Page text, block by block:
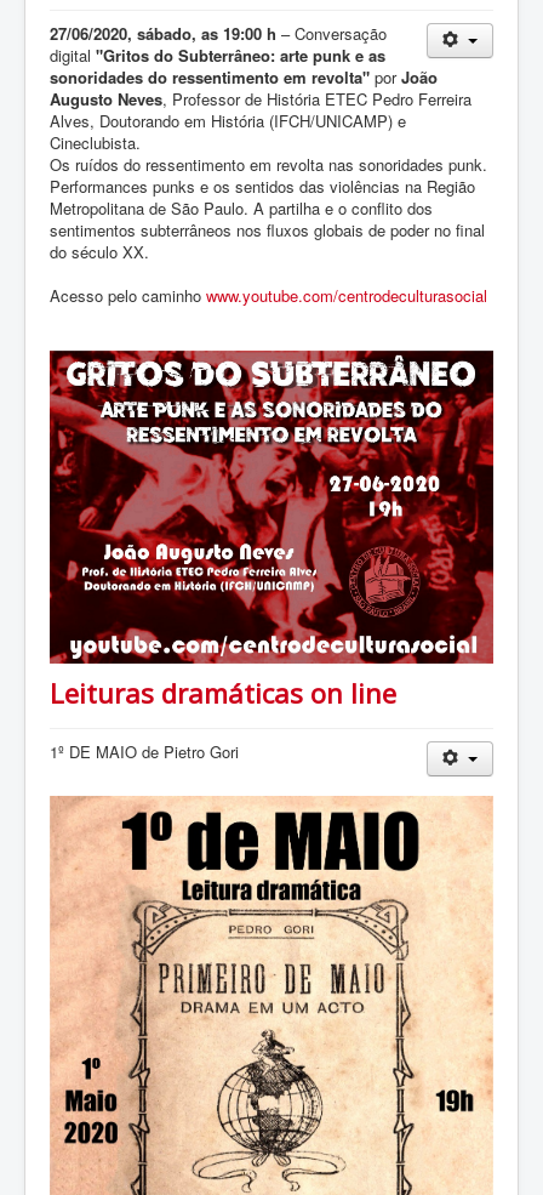
27/06/2020, sábado, as 19:00 h – Conversação
digital "Gritos do Subterrâneo: arte punk e as
sonoridades do ressentimento em revolta" porJoão
Augusto Neves, Professor de História ETEC Pedro Ferreira
Alves, Doutorando em História (IFCH/UNICAMP) e
Cineclubista.
Os ruídos do ressentimento em revolta nas sonoridades punk.
Performances punks e os sentidos das violências na Região
Metropolitana de São Paulo. A partilha e o conflito dos
sentimentos subterrâneos nos fluxos globais de poder no final
do século XX.
Acesso pelo caminho www.youtube.com/centrodeculturasocial
Leituras dramáticas on line
1º DE MAIO de Pietro Gori